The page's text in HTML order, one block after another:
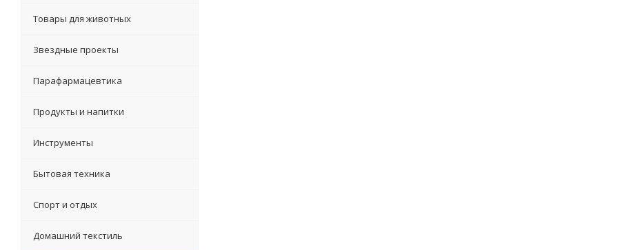
Товары для животных
Звездные проекты
Парафармацевтика
Продукты и напитки
Инструменты
Бытовая техника
Спорт и отдых
Домашний текстиль